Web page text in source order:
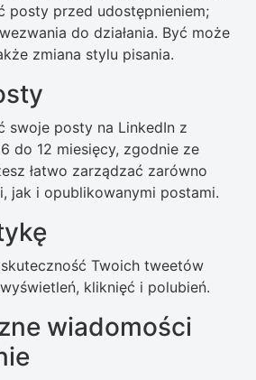
posty przed udostępnieniem;
do działania. Być może
zmiana stylu pisania.
swoje posty na LinkedIn z
do 12 miesięcy, zgodnie ze
łatwo zarządzać zarówno
jak i opublikowanymi postami.
Twoich tweetów
kliknięć i polubień.
wiadomości